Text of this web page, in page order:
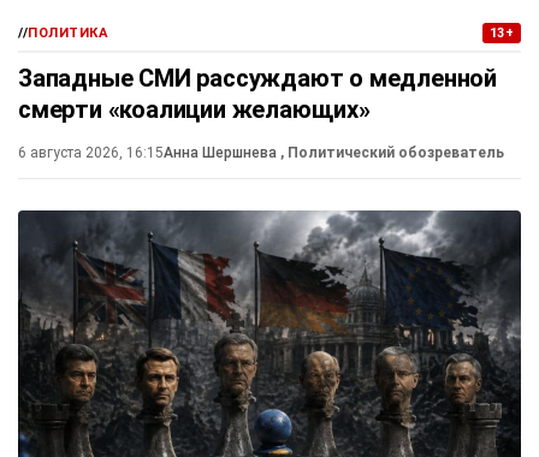
//ПОЛИТИКА 13+
Западные СМИ рассуждают о медленной
смерти «коалиции желающих»
6 августа 2026, 16:15Анна Шершнева , Политический обозреватель